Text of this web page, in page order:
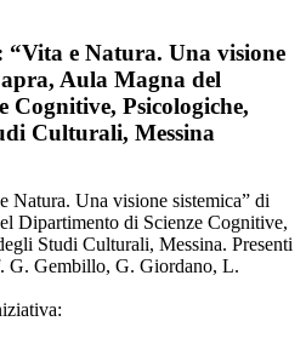
“Vita e Natura. Una visione
Aula Magna del
Cognitive, Psicologiche,
Culturali, Messina
Natura. Una visione sistemica” di
Dipartimento di Scienze Cognitive,
Studi Culturali, Messina. Presenti
G. Gembillo, G. Giordano, L.